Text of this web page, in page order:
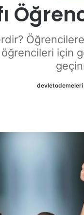
için
devletodemeleri